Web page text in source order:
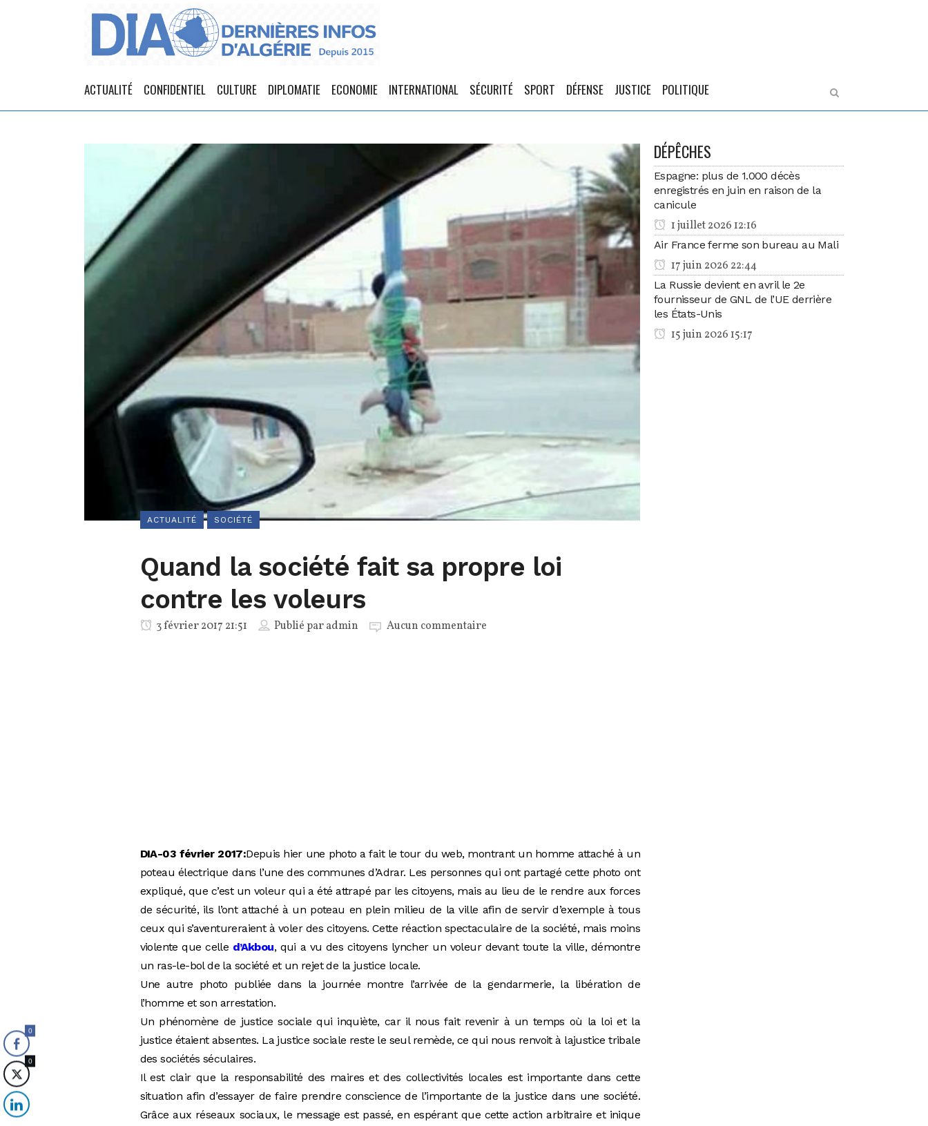
ACTUALITÉ CONFIDENTIEL CULTURE DIPLOMATIE ECONOMIE INTERNATIONAL SÉCURITÉ SPORT DÉFENSE JUSTICE POLITIQUE
ACTUALITÉ SOCIÉTÉ
Quand la société fait sa propre loi
contre les voleurs
3 février 2017 21:51 Publié paradmin Aucun commentaire
DIA-03 février 2017:Depuis hier une photo a fait le tour du web, montrant un homme attaché à un
poteau électrique dans l’une des communes d’Adrar. Les personnes qui ont partagé cette photo ont
expliqué, que c’est un voleur qui a été attrapé par les citoyens, mais au lieu de le rendre aux forces
de sécurité, ils l’ont attaché à un poteau en plein milieu de la ville afin de servir d’exemple à tous
ceux qui s’aventureraient à voler des citoyens. Cette réaction spectaculaire de la société, mais moins
violente que celle d’Akbou, qui a vu des citoyens lyncher un voleur devant toute la ville, démontre
un ras-le-bol de la société et un rejet de la justice locale.
Une autre photo publiée dans la journée montre l’arrivée de la gendarmerie, la libération de
l’homme et son arrestation.
Un phénomène de justice sociale qui inquiète, car il nous fait revenir à un temps où la loi et la
justice étaient absentes. La justice sociale reste le seul remède, ce qui nous renvoit à lajustice tribale
des sociétés séculaires.
Il est clair que la responsabilité des maires et des collectivités locales est importante dans cette
situation afin d’essayer de faire prendre conscience de l’importante de la justice dans une société.
Grâce aux réseaux sociaux, le message est passé, en espérant que cette action arbitraire et inique
DÉPÊCHES
Espagne: plus de 1.000 décès
enregistrés en juin en raison de la
canicule
1 juillet 2026 12:16
Air France ferme son bureau au Mali
17 juin 2026 22:44
La Russie devient en avril le 2e
fournisseur de GNL de l’UE derrière
les États-Unis
15 juin 2026 15:17
0
0